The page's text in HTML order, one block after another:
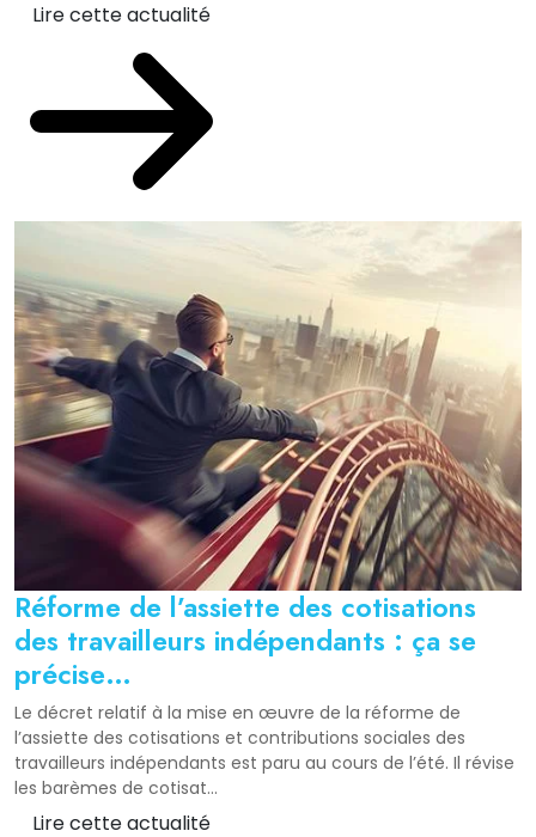
Lire cette actualité
Réforme de l’assiette des cotisations
des travailleurs indépendants : ça se
précise…
Le décret relatif à la mise en œuvre de la réforme de
l’assiette des cotisations et contributions sociales des
travailleurs indépendants est paru au cours de l’été. Il révise
les barèmes de cotisat...
Lire cette actualité